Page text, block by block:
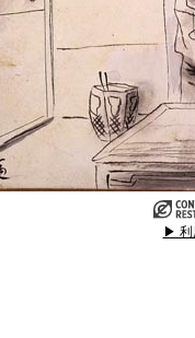
▶ 利